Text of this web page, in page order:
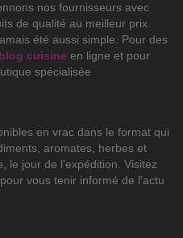
nos fournisseurs avec
de qualité au meilleur prix.
été aussi simple. Pour des
blog cuisine en ligne et pour
spécialisée
en vrac dans le format qui
aromates, herbes et
le jour de l'expédition. Visitez
pour vous tenir informé de l'actu